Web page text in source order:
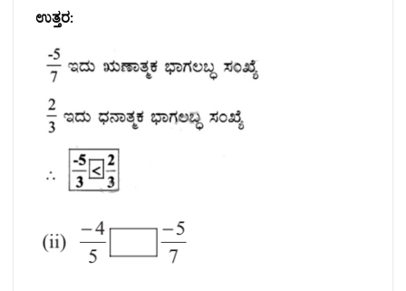
ಉತ್ತರ: